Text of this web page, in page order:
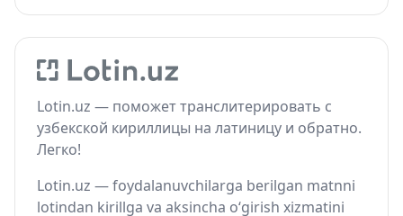
Lotin.uz — поможет транслитерировать с
узбекской кириллицы на латиницу и обратно.
Легко!
Lotin.uz — foydalanuvchilarga berilgan matnni
lotindan kirillga va aksincha o‘girish xizmatini